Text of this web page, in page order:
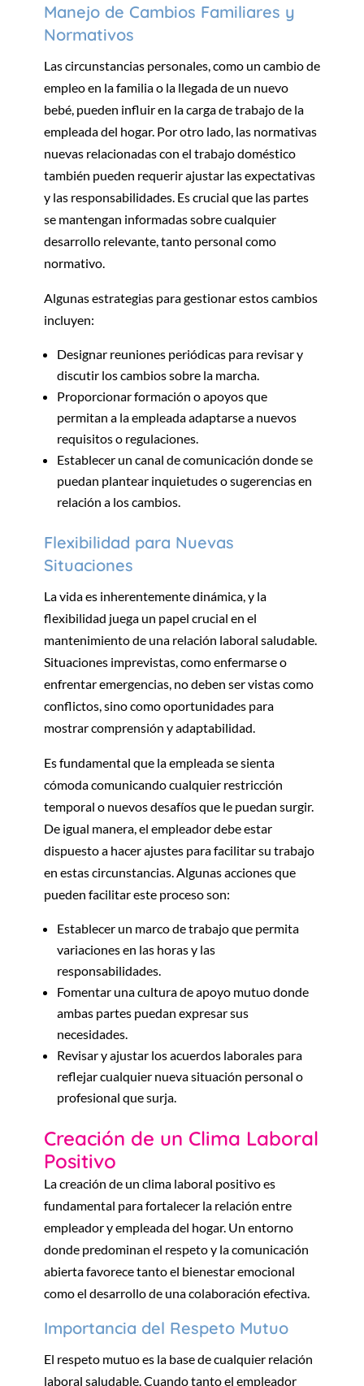
Manejo de Cambios Familiares y
Normativos
Las circunstancias personales, como un cambio de
empleo en la familia o la llegada de un nuevo
bebé, pueden influir en la carga de trabajo de la
empleada del hogar. Por otro lado, las normativas
nuevas relacionadas con el trabajo doméstico
también pueden requerir ajustar las expectativas
y las responsabilidades. Es crucial que las partes
se mantengan informadas sobre cualquier
desarrollo relevante, tanto personal como
normativo.
Algunas estrategias para gestionar estos cambios
incluyen:
Designar reuniones periódicas para revisar y
discutir los cambios sobre la marcha.
Proporcionar formación o apoyos que
permitan a la empleada adaptarse a nuevos
requisitos o regulaciones.
Establecer un canal de comunicación donde se
puedan plantear inquietudes o sugerencias en
relación a los cambios.
Flexibilidad para Nuevas
Situaciones
La vida es inherentemente dinámica, y la
flexibilidad juega un papel crucial en el
mantenimiento de una relación laboral saludable.
Situaciones imprevistas, como enfermarse o
enfrentar emergencias, no deben ser vistas como
conflictos, sino como oportunidades para
mostrar comprensión y adaptabilidad.
Es fundamental que la empleada se sienta
cómoda comunicando cualquier restricción
temporal o nuevos desafíos que le puedan surgir.
De igual manera, el empleador debe estar
dispuesto a hacer ajustes para facilitar su trabajo
en estas circunstancias. Algunas acciones que
pueden facilitar este proceso son:
Establecer un marco de trabajo que permita
variaciones en las horas y las
responsabilidades.
Fomentar una cultura de apoyo mutuo donde
ambas partes puedan expresar sus
necesidades.
Revisar y ajustar los acuerdos laborales para
reflejar cualquier nueva situación personal o
profesional que surja.
Creación de un Clima Laboral
Positivo
La creación de un clima laboral positivo es
fundamental para fortalecer la relación entre
empleador y empleada del hogar. Un entorno
donde predominan el respeto y la comunicación
abierta favorece tanto el bienestar emocional
como el desarrollo de una colaboración efectiva.
Importancia del Respeto Mutuo
El respeto mutuo es la base de cualquier relación
laboral saludable. Cuando tanto el empleador